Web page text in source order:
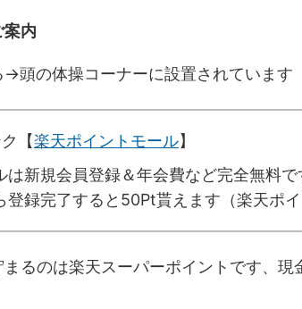
案内
頭の体操コーナーに設置されています
【楽天ポイントモール】
は新規会員登録＆年会費など完全無料で
登録完了すると50Pt貰えます（楽天ポイ
るのは楽天スーパーポイントです、現